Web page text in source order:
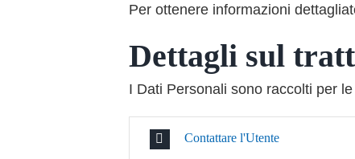
Per ottenere informazioni
Dettagli sul
I Dati Personali sono raccolti per
Contattare l'Utente